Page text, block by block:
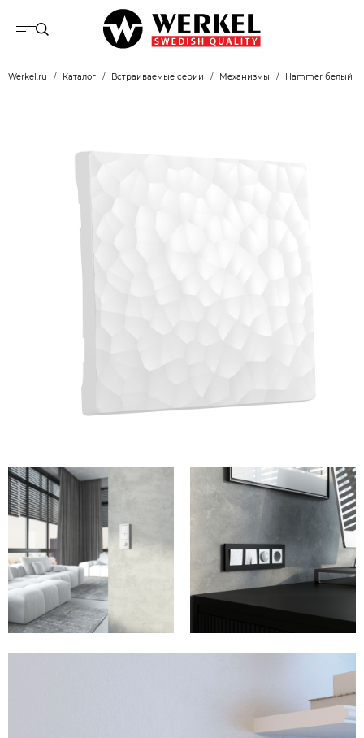
Werkel.ru Каталог Встраиваемые серии Механизмы Hammer белый